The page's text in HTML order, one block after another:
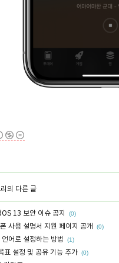
의 다른 글
13 보안 이슈 공지 (0)
사용 설명서 지원 페이지 공개 (0)
어로 설정하는 방법 (1)
설정 및 공유 기능 추가 (0)